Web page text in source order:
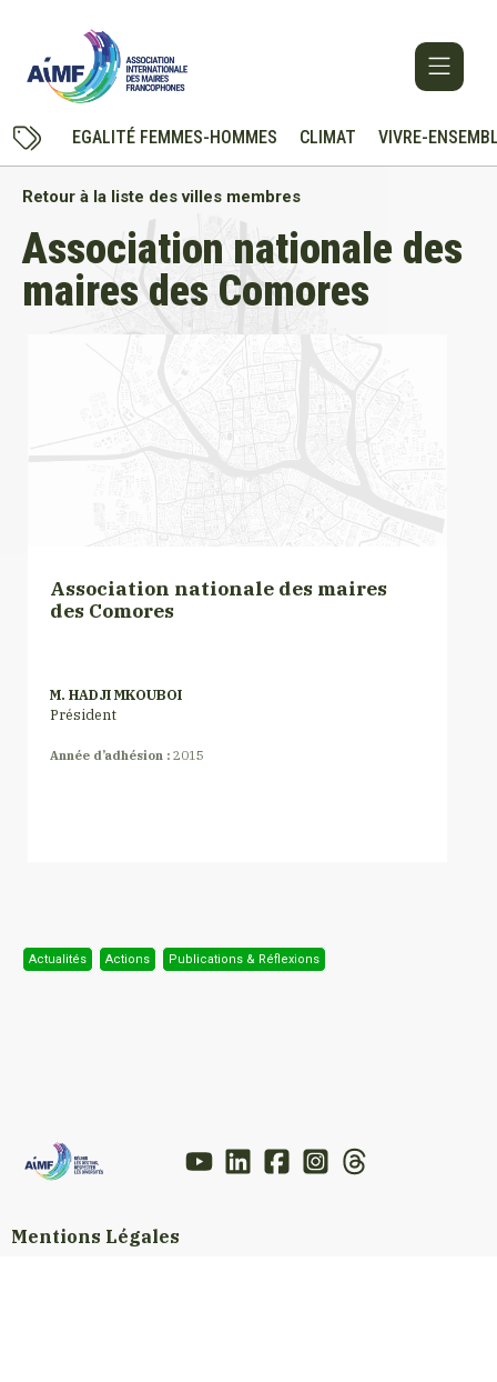
EGALITÉ FEMMES-HOMMES CLIMAT VIVRE-
Retour à la liste des villes membres
Association nationale des
maires des Comores
Association nationale des maires
des Comores
M. HADJI MKOUBOI
Président
Année d’adhésion : 2015
Actualités Actions Publications & Réflexions
Mentions Légales